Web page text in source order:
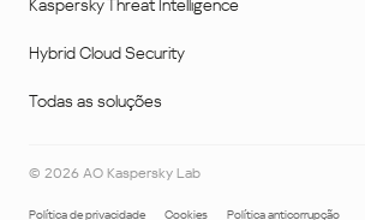
Kaspersky Threat Intelligence
Hybrid Cloud Security
Todas as soluções
© 2026 AO Kaspersky Lab
Política de privacidade Cookies Política anticorrupção